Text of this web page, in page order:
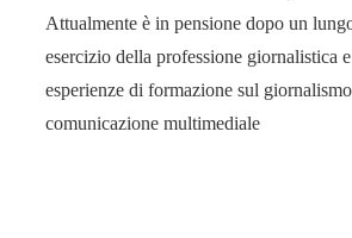
Attualmente è in pensione dopo un
esercizio della professione giornalistica
esperienze di formazione sul
comunicazione multimediale